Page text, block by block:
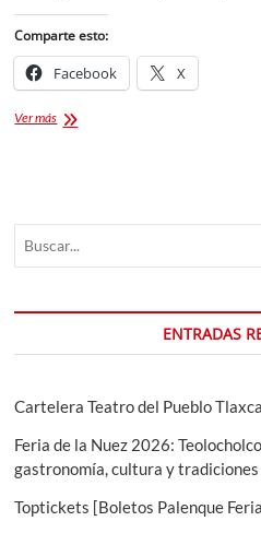
Comparte esto:
Facebook X
Ver másTACOS
ENTRADAS
Cartelera Teatro del Pueblo
Feria de la Nuez 2026:
gastronomía, cultura y tradiciones
Toptickets [Boletos Palenque